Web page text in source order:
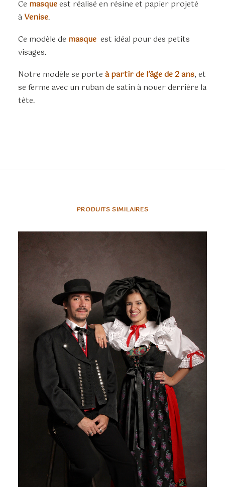
Ce masqueest réalisé en résine et papier projeté
à Venise.
Ce modèle de masque est idéal pour des petits
visages.
Notre modèle se porte à partir de l’âge de 2 ans, et
se ferme avec un ruban de satin à nouer derrière la
tête.
PRODUITS SIMILAIRES